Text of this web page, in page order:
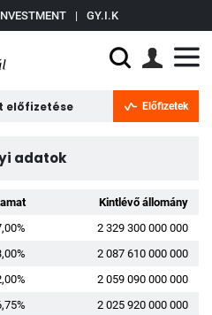
| GY.I.K
előfizetése Előfizetek
adatok
Kintlévő állomány
2 329 300 000 000
2 087 610 000 000
2 059 090 000 000
2 025 920 000 000